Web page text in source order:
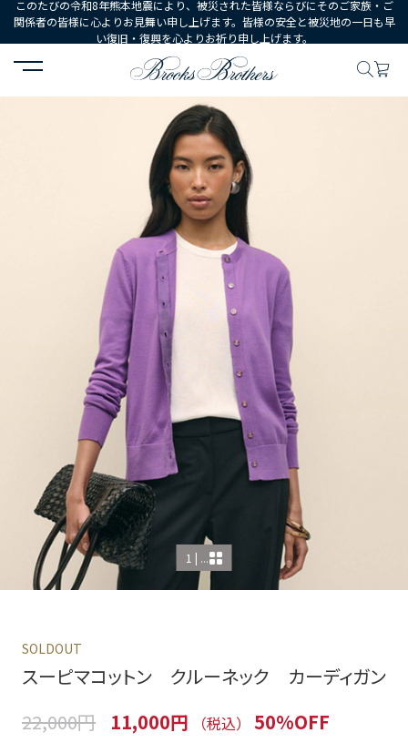
このたびの令和8年熊本地震により、被災された皆様ならびにそのご家族・ご
関係者の皆様に心よりお見舞い申し上げます。皆様の安全と被災地の一日も早
い復旧・復興を心よりお祈り申し上げます。
HOME ウェア トップス セーター スーピマコッ
1 | ...
SOLDOUT
スーピマコットン クルーネック カーディガン
22,000円
11,000円 （税込）
50%OFF